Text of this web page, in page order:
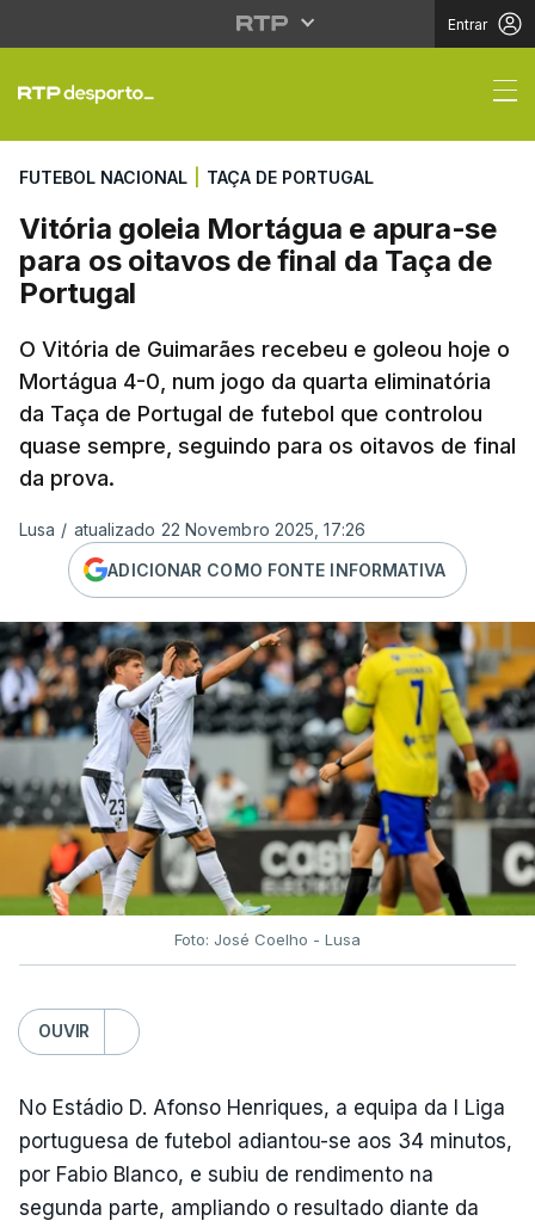
Entrar
Vitória goleia
FUTEBOL NACIONAL TAÇA DE PORTUGAL
Vitória goleia Mortágua e apura-se
para os oitavos de final da Taça de
Portugal
O Vitória de Guimarães recebeu e goleou hoje o
Mortágua 4-0, num jogo da quarta eliminatória
da Taça de Portugal de futebol que controlou
quase sempre, seguindo para os oitavos de final
da prova.
Lusa / atualizado 22 Novembro 2025, 17:26
ADICIONAR COMO FONTE INFORMATIVA
Foto: José Coelho - Lusa
OUVIR
No Estádio D. Afonso Henriques, a equipa da I Liga
portuguesa de futebol adiantou-se aos 34 minutos,
por Fabio Blanco, e subiu de rendimento na
segunda parte, ampliando o resultado diante da